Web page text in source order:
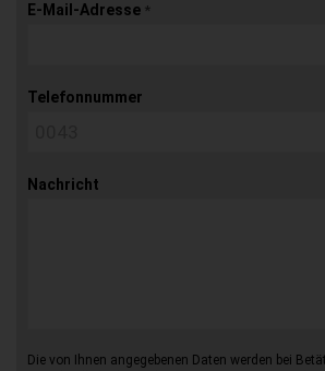
E-Mail-Adresse *
Telefonnummer
Nachricht
Die von Ihnen angegebenen Daten werden bei